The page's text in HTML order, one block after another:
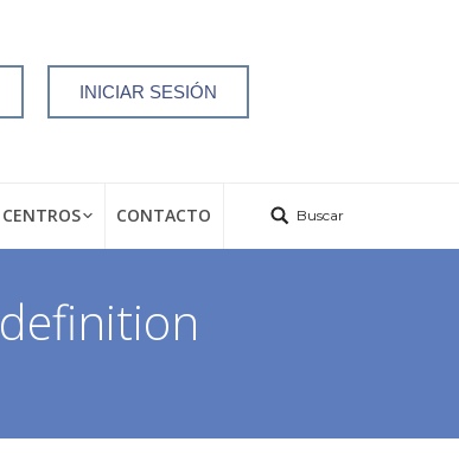
INICIAR SESIÓN
CENTROS CONTACTO Buscar